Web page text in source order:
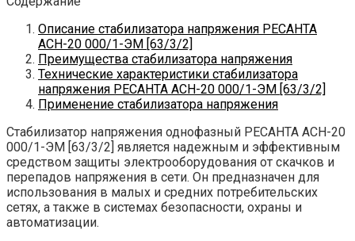
Описание стабилизатора напряжения РЕСАНТА
АСН-20 000/1-ЭМ [63/3/2]
Преимущества стабилизатора напряжения
Технические характеристики стабилизатора
напряжения РЕСАНТА АСН-20 000/1-ЭМ [63/3/2]
Применение стабилизатора напряжения
Стабилизатор напряжения однофазный РЕСАНТА АСН-20
000/1-ЭМ [63/3/2] является надежным и эффективным
средством защиты электрооборудования от скачков и
перепадов напряжения в сети. Он предназначен для
использования в малых и средних потребительских
сетях, а также в системах безопасности, охраны и
автоматизации.